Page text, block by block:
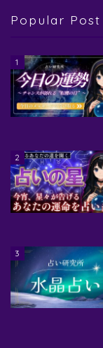
Popular Post
1
2
3